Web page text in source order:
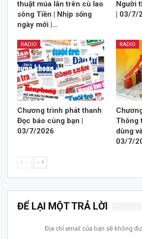
thuật múa lân trên cù lao
sông Tiền | Nhịp sống
ngày mới |…
Người
| 03/7/
RADIO
Chương trình phát thanh
Đọc báo cùng bạn |
03/7/2026
RADIO
Thông
dùng
03/7/
-- --
ĐỂ LẠI MỘT TRẢ LỜI
Địa chỉ email của bạn sẽ không